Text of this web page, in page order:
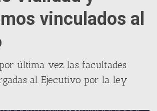
vinculados al
última vez las facultades
al Ejecutivo por la ley